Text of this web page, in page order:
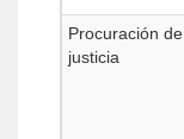
Procuración de
justicia